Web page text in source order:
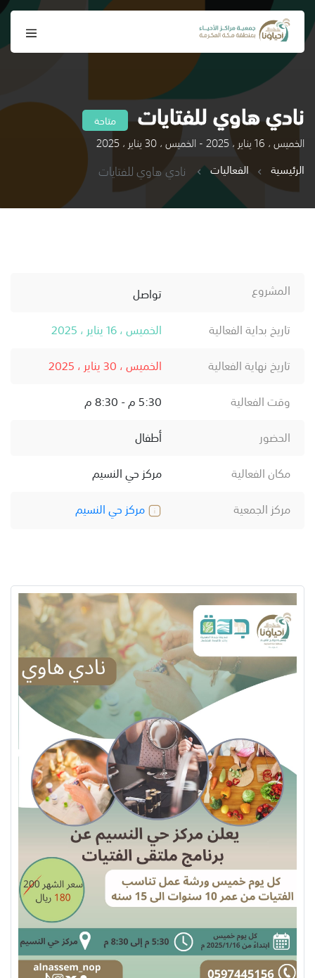
نادي هاوي للفتايات متاحة
الخميس ، 16 يناير ، 2025 - الخميس ، 30 يناير ، 2025
الرئيسية
الفعاليات نادي هاوي للفتايات
المشروع
تواصل
تاريخ بداية الفعالية
الخميس ، 16 يناير ، 2025
تاريخ نهاية الفعالية
الخميس ، 30 يناير ، 2025
وقت الفعالية
5:30 م - 8:30 م
الحضور
أطفال
مكان الفعالية
مركز حي النسيم
مركز الجمعية
مركز حي النسيم